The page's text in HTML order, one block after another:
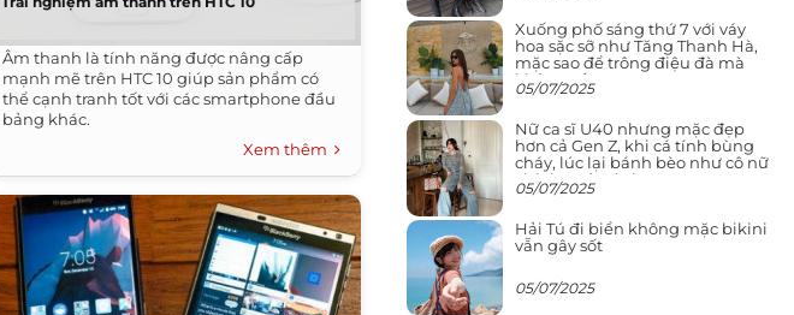
Âm thanh là tính năng được nâng cấp
mạnh mẽ trên HTC 10 giúp sản phẩm có
thể cạnh tranh tốt với các smartphone đầu
bảng khác.
Xem thêm
Xuống phố sáng thứ 7 với váy
hoa sặc sỡ như Tăng Thanh Hà,
mặc sao để trông điệu đà mà
không sến
05/07/2025
Nữ ca sĩ U40 nhưng mặc đẹp
hơn cả Gen Z, khi cá tính bùng
cháy, lúc lại bánh bèo như cô nữ
chính ngôn tình
05/07/2025
Hải Tú đi biển không mặc bikini
vẫn gây sốt
05/07/2025